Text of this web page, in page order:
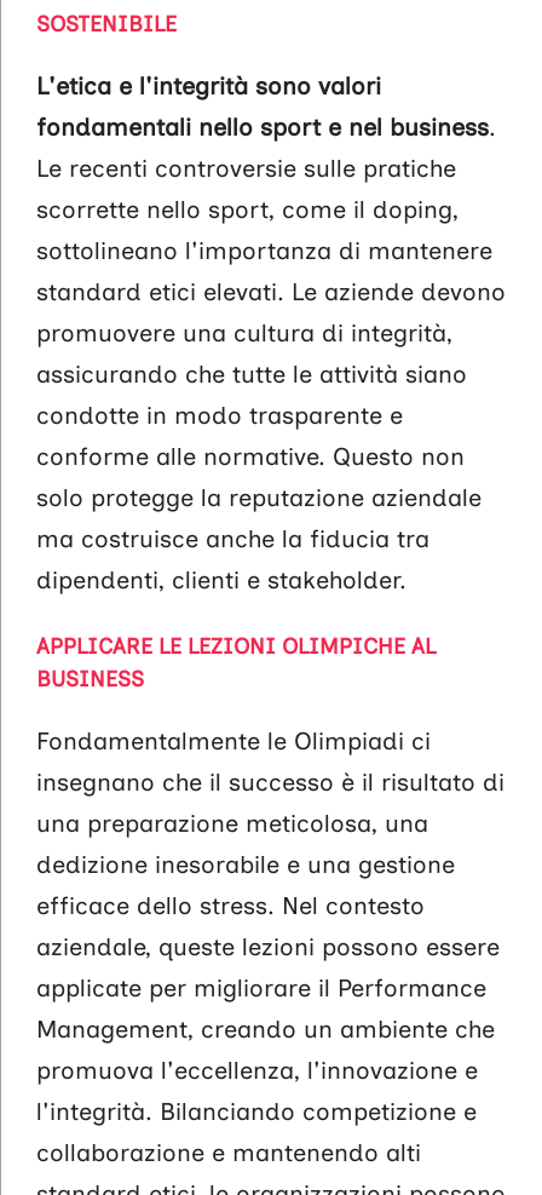
SOSTENIBILE
L'etica e l'integrità sono valori
fondamentali nello sport e nel business.
Le recenti controversie sulle pratiche
scorrette nello sport, come il doping,
sottolineano l'importanza di mantenere
standard etici elevati. Le aziende devono
promuovere una cultura di integrità,
assicurando che tutte le attività siano
condotte in modo trasparente e
conforme alle normative. Questo non
solo protegge la reputazione aziendale
ma costruisce anche la fiducia tra
dipendenti, clienti e stakeholder.
APPLICARE LE LEZIONI OLIMPICHE AL
BUSINESS
Fondamentalmente le Olimpiadi ci
insegnano che il successo è il risultato di
una preparazione meticolosa, una
dedizione inesorabile e una gestione
efficace dello stress. Nel contesto
aziendale, queste lezioni possono essere
applicate per migliorare il Performance
Management, creando un ambiente che
promuova l'eccellenza, l'innovazione e
l'integrità. Bilanciando competizione e
collaborazione e mantenendo alti